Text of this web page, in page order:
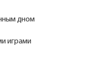
дном
играми